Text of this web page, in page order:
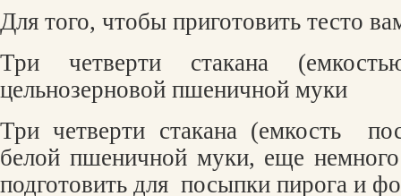
Для того, чтобы приготовить тесто
Три четверти стакана
цельнозерновой пшеничной муки
Три четверти стакана (емкость
белой пшеничной муки, еще
подготовить для посыпки пирога и